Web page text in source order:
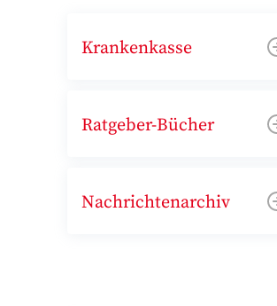
Krankenkasse
Ratgeber-Bücher
Nachrichtenarchiv